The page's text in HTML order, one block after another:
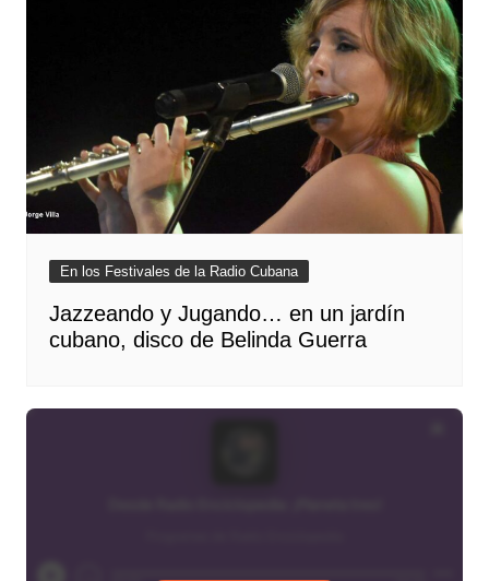
En los Festivales de la Radio Cubana
Jazzeando y Jugando… en un jardín
cubano, disco de Belinda Guerra